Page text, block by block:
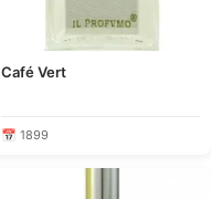
Café Vert
📅 1899